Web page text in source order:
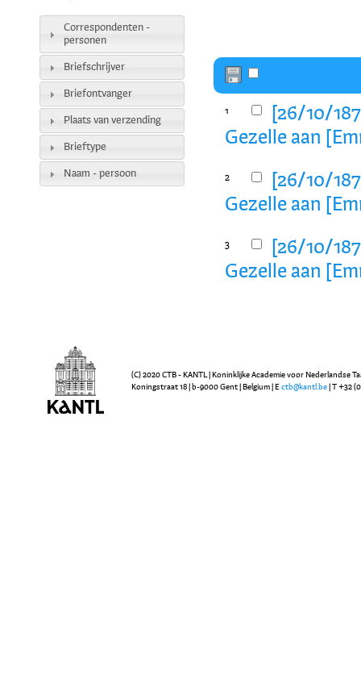
1
[26/10/
Gezelle aan
2
[26/10/
Gezelle aan
3
[26/10/
Gezelle aan
Correspondenten -
personen
Briefschrijver
Briefontvanger
Plaats van verzending
Brieftype
Naam - persoon
(C) 2020 CTB - KANTL | Koninklijke Academie voor Nederlandse
Koningstraat 18 | b-9000 Gent | Belgium | E ctb@kantl.be | T +32